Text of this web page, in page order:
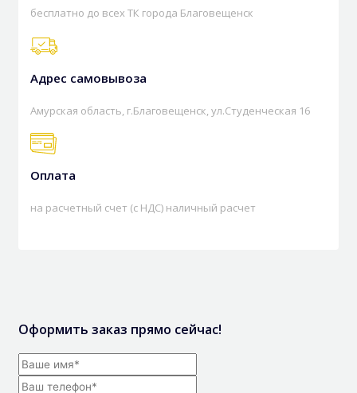
бесплатно до всех ТК города Благовещенск
Адрес самовывоза
Амурская область, г.Благовещенск, ул.Студенческая 16
Оплата
на расчетный счет (с НДС) наличный расчет
Оформить заказ прямо сейчас!